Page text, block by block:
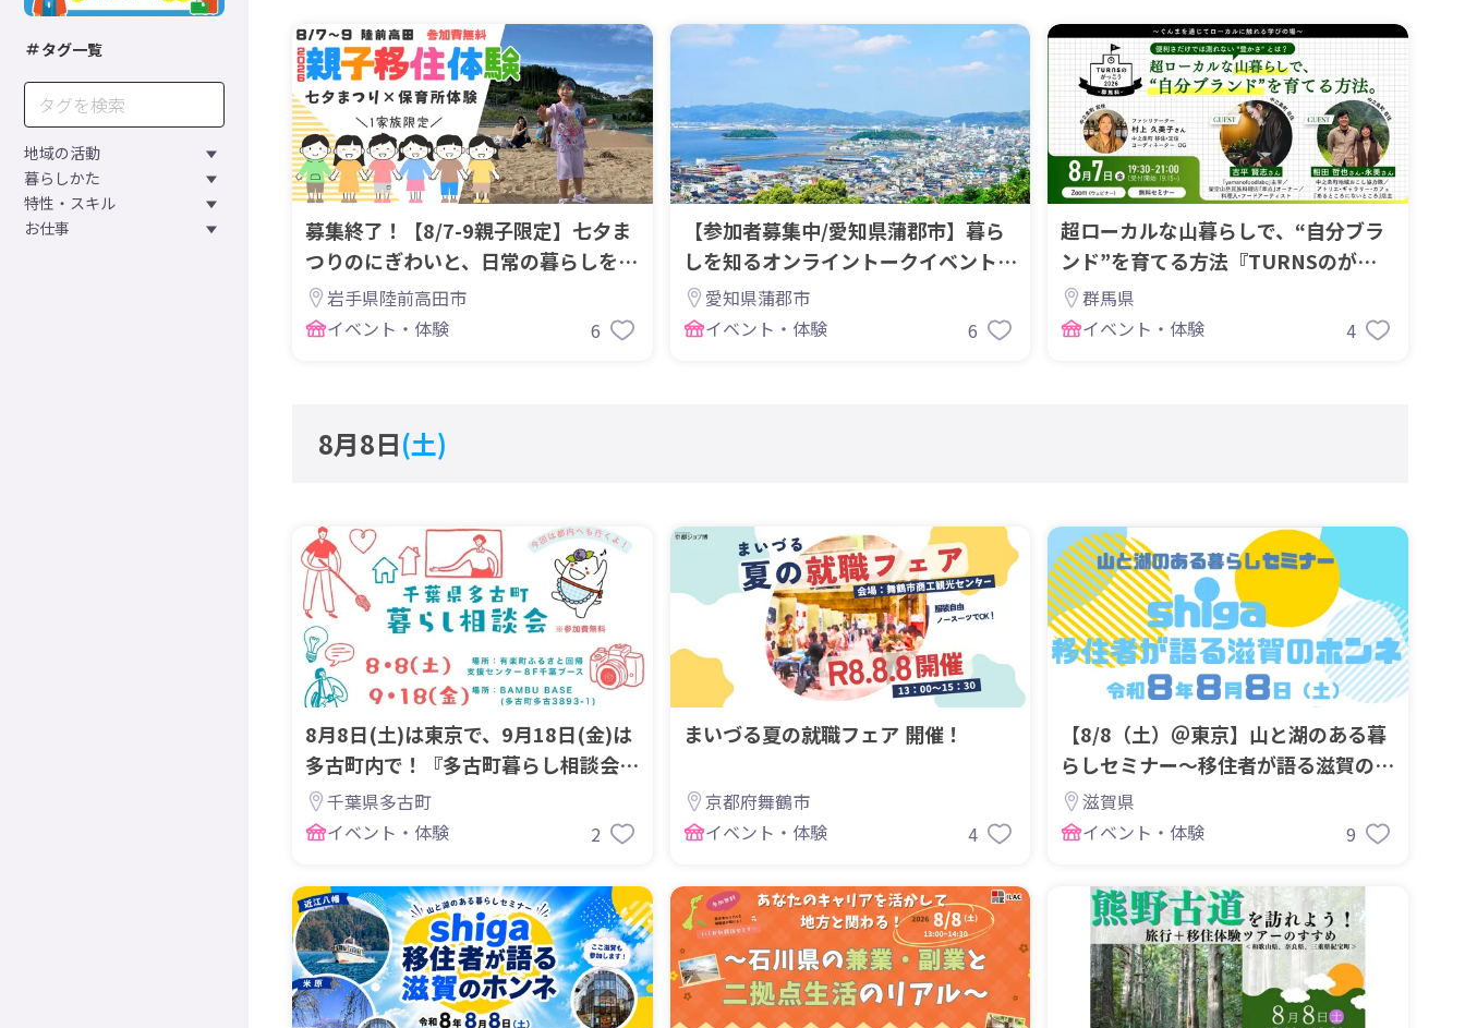
タグ一覧
地域の活動
暮らしかた
特性・スキル
お仕事
募集終了！【8/7-9親子限定】七夕ま
つりのにぎわいと、日常の暮らしを親
子で体験
岩手県陸前高田市
イベント・体験
6
【参加者募集中/愛知県蒲郡市】暮ら
しを知るオンライントークイベント開
催！愛知県蒲郡市
イベント・体験
6
超ローカルな山暮らしで、“自分ブラ
ンド”を育てる方法『TURNSのがっ
こう群馬科』
群馬県
イベント・体験
4
8月8日(土)
8月8日(土)は東京で、9月18日(金)は
多古町内で！『多古町暮らし相談会』
開催します！
千葉県多古町
イベント・体験
2
まいづる夏の就職フェア 開催！
京都府舞鶴市
イベント・体験
4
【8/8（土）＠東京】山と湖のある暮
らしセミナー～移住者が語る滋賀のホ
ンネ～を開催します！
滋賀県
イベント・体験
9